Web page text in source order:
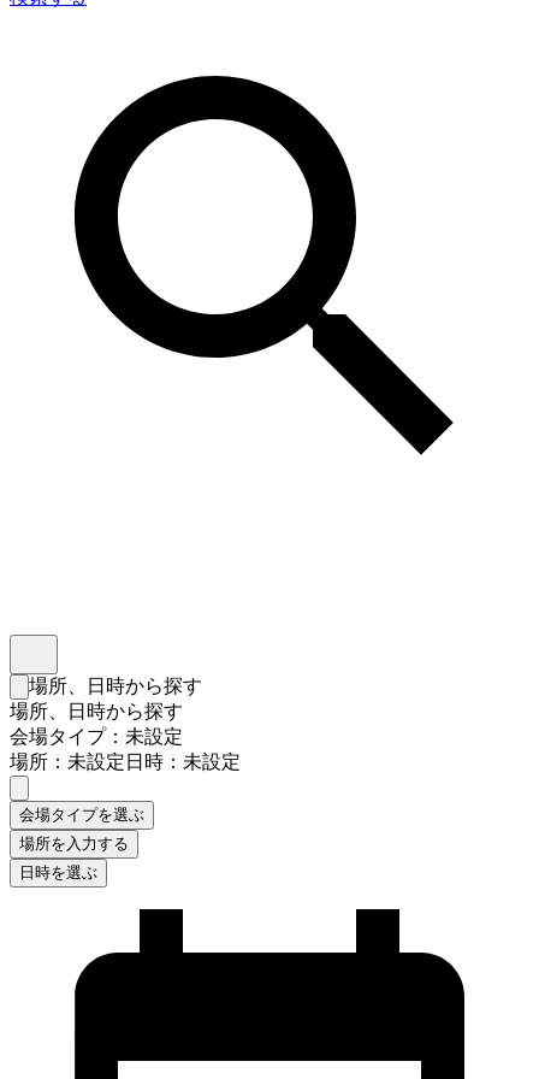
検索フォームを閉じる
場所、日時から探す
場所、日時から探す
会場タイプ：未設定
場所：未設定日時：未設定
会場タイプを選ぶ
場所を入力する
日時を選ぶ